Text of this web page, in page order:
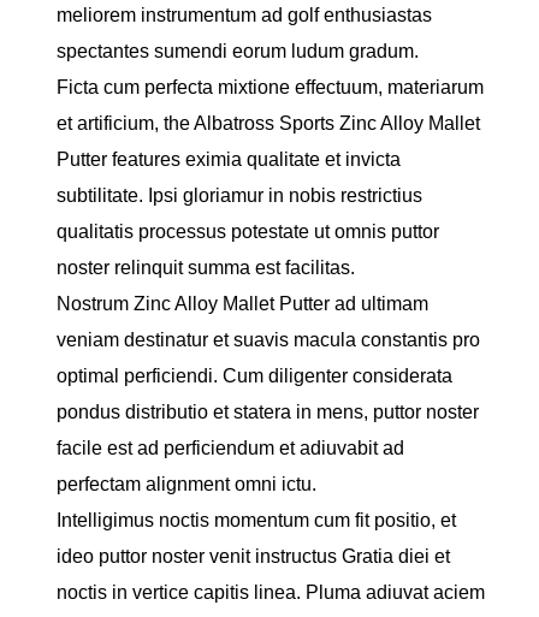
meliorem instrumentum ad golf enthusiastas
spectantes sumendi eorum ludum gradum.
Ficta cum perfecta mixtione effectuum, materiarum
et artificium, the Albatross Sports Zinc Alloy Mallet
Putter features eximia qualitate et invicta
subtilitate. Ipsi gloriamur in nobis restrictius
qualitatis processus potestate ut omnis puttor
noster relinquit summa est facilitas.
Nostrum Zinc Alloy Mallet Putter ad ultimam
veniam destinatur et suavis macula constantis pro
optimal perficiendi. Cum diligenter considerata
pondus distributio et statera in mens, puttor noster
facile est ad perficiendum et adiuvabit ad
perfectam alignment omni ictu.
Intelligimus noctis momentum cum fit positio, et
ideo puttor noster venit instructus Gratia diei et
noctis in vertice capitis linea. Pluma adiuvat aciem